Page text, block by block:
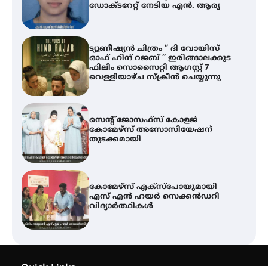
ഡോക്ടറേറ്റ് നേടിയ എൻ. ആര്യ
ട്യുണീഷ്യൻ ചിത്രം ” ദി വോയിസ്
ഓഫ് ഹിന്ദ് റജബ് ” ഇരിങ്ങാലക്കുട
ഫിലിം സൊസൈറ്റി ആഗസ്റ്റ് 7
വെള്ളിയാഴ്ച സ്‌ക്രീൻ ചെയ്യുന്നു
സെന്റ് ജോസഫ്സ് കോളജ്
കോമേഴ്‌സ് അസോസിയേഷന്
തുടക്കമായി
കോമേഴ്സ് എക്സ്പോയുമായി
എസ് എൻ ഹയർ സെക്കൻഡറി
വിദ്യാർത്ഥികൾ